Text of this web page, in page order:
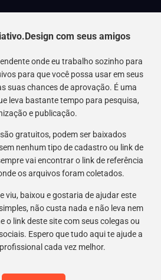
com seus amigos
onde eu trabalho sozinho para
para que você possa usar em seus
suas chances de aprovação. É uma
leva bastante tempo para pesquisa,
e publicação.
gratuitos, podem ser baixados
nenhum tipo de cadastro ou link de
vai encontrar o link de referência
os arquivos foram coletados.
viu, baixou e gostaria de ajudar este
não custa nada e não leva nem
o link deste site com seus colegas ou
Espero que tudo aqui te ajude a
cada vez melhor.